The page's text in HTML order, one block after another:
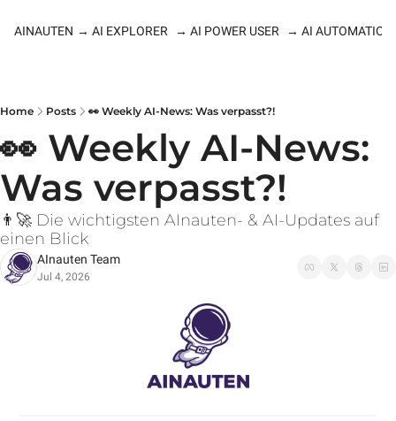
AINAUTEN → AI EXPLORER → AI POWER USER → AI AUTOMATION
Home Posts 👀 Weekly AI-News: Was verpasst?!
👀 Weekly AI-News:
Was verpasst?!
👨‍🚀 Die wichtigsten AInauten- & AI-Updates auf
einen Blick
AInauten Team
Jul 4, 2026